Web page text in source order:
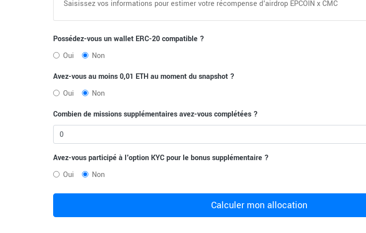
Saisissez vos informations pour estimer votre récompense d'airdrop EPCOIN x CMC
Possédez-vous un wallet ERC-20 compatible ?
Oui
Non
Avez-vous au moins 0,01 ETH au moment du snapshot ?
Oui
Non
Combien de missions supplémentaires avez-vous complétées ?
Avez-vous participé à l'option KYC pour le bonus supplémentaire ?
Oui
Non
Calculer mon allocation